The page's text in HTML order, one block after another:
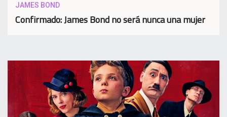
JAMES BOND
Confirmado: James Bond no será nunca una mujer